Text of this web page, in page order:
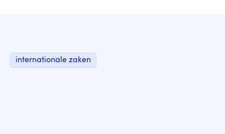
internationale zaken